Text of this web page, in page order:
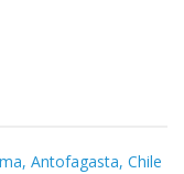
Antofagasta, Chile